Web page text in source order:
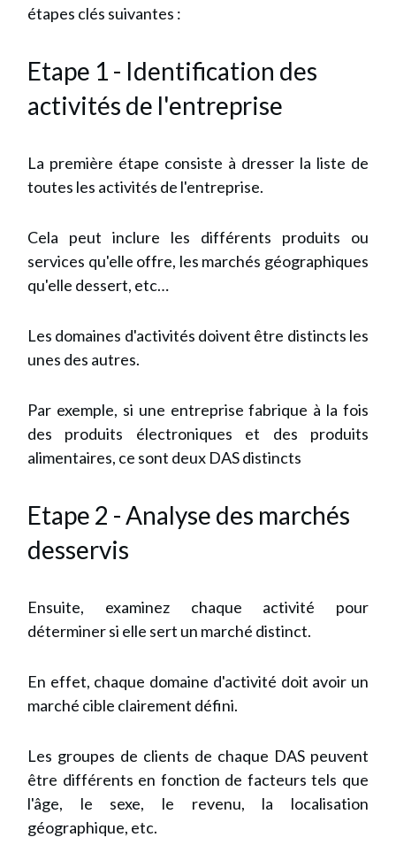
étapes clés suivantes :
Etape 1 - Identification des
activités de l'entreprise
La première étape consiste à dresser la liste de
toutes les activités de l'entreprise.
Cela peut inclure les différents produits ou
services qu'elle offre, les marchés géographiques
qu'elle dessert, etc…
Les domaines d'activités doivent être distincts les
unes des autres.
Par exemple, si une entreprise fabrique à la fois
des produits électroniques et des produits
alimentaires, ce sont deux DAS distincts
Etape 2 - Analyse des marchés
desservis
Ensuite, examinez chaque activité pour
déterminer si elle sert un marché distinct.
En effet, chaque domaine d'activité doit avoir un
marché cible clairement défini.
Les groupes de clients de chaque DAS peuvent
être différents en fonction de facteurs tels que
l'âge, le sexe, le revenu, la localisation
géographique, etc.